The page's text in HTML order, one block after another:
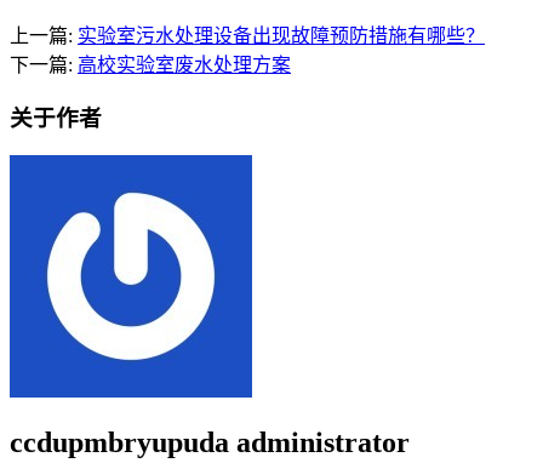
上一篇: 实验室污水处理设备出现故障预防措施有哪些？
下一篇: 高校实验室废水处理方案
关于作者
ccdupmbryupuda administrator